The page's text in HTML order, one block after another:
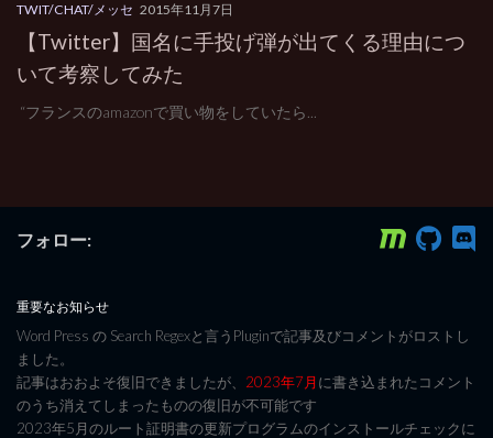
TWIT/CHAT/メッセ 2015年11月7日
【Twitter】国名に手投げ弾が出てくる理由につ
いて考察してみた
“フランスのamazonで買い物をしていたら...
フォロー:
重要なお知らせ
Word Press の Search Regexと言うPluginで記事及びコメントがロストし
ました。
記事はおおよそ復旧できましたが、 2023年7月に書き込まれたコメント
のうち消えてしまったものの復旧が不可能です
2023年5月のルート証明書の更新プログラムのインストールチェックに